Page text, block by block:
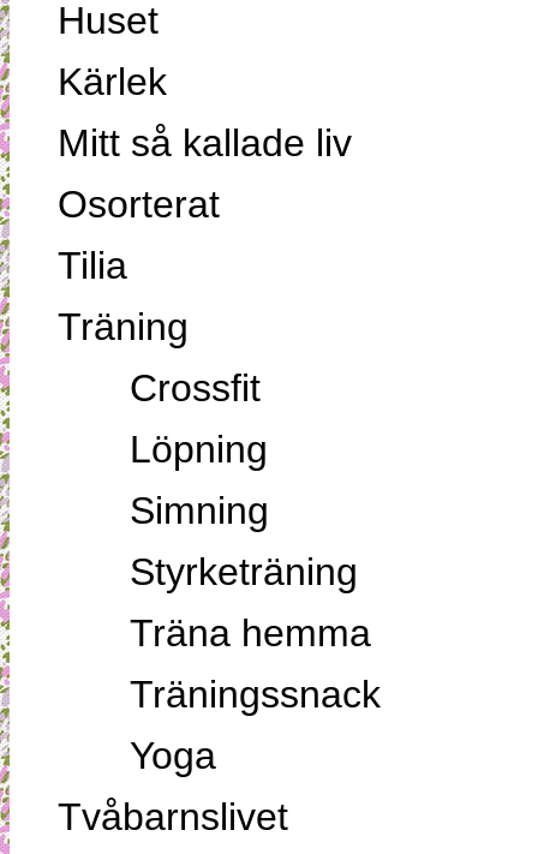
Huset
Kärlek
Mitt så kallade liv
Osorterat
Tilia
Träning
Crossfit
Löpning
Simning
Styrketräning
Träna hemma
Träningssnack
Yoga
Tvåbarnslivet